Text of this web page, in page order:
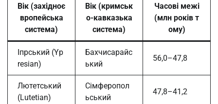
Вік (західноє
вропейська
система)
Вік (кримськ
о-кавказька
система)
Часові межі
(млн років т
ому)
Іпрський (Yp
resian)
Бахчисарайс
ький
56,0–47,8
Лютетський
(Lutetian)
Сімферопол
ьський
47,8–41,2